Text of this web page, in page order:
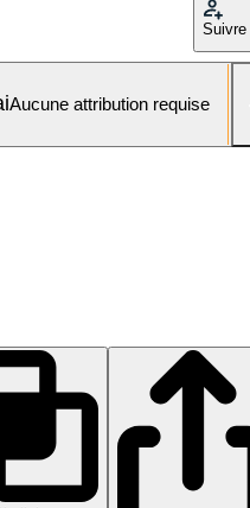
Suivre
Aucune attribution requise